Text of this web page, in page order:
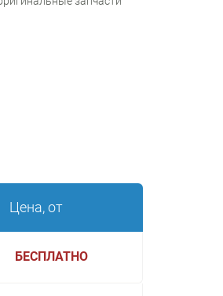
Цена, от
БЕСПЛАТНО